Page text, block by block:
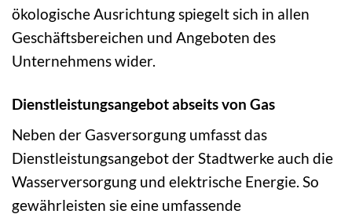
ökologische Ausrichtung spiegelt sich in allen
Geschäftsbereichen und Angeboten des
Unternehmens wider.
Dienstleistungsangebot abseits von Gas
Neben der Gasversorgung umfasst das
Dienstleistungsangebot der Stadtwerke auch die
Wasserversorgung und elektrische Energie. So
gewährleisten sie eine umfassende